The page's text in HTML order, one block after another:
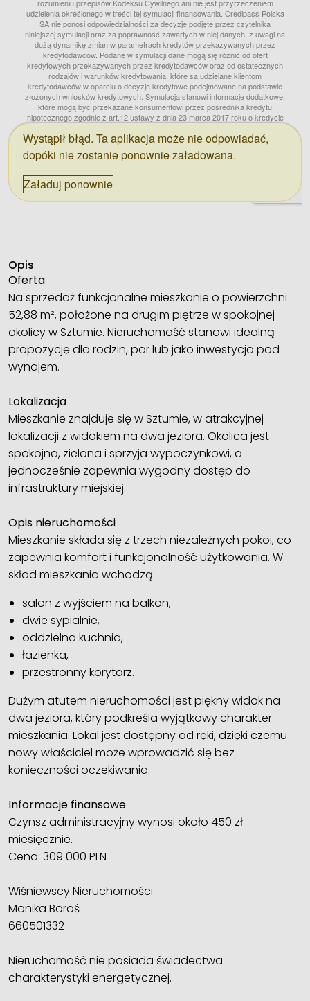
Opis
Oferta
Na sprzedaż funkcjonalne mieszkanie o powierzchni
52,88 m², położone na drugim piętrze w spokojnej
okolicy w Sztumie. Nieruchomość stanowi idealną
propozycję dla rodzin, par lub jako inwestycja pod
wynajem.
Lokalizacja
Mieszkanie znajduje się w Sztumie, w atrakcyjnej
lokalizacji z widokiem na dwa jeziora. Okolica jest
spokojna, zielona i sprzyja wypoczynkowi, a
jednocześnie zapewnia wygodny dostęp do
infrastruktury miejskiej.
Opis nieruchomości
Mieszkanie składa się z trzech niezależnych pokoi, co
zapewnia komfort i funkcjonalność użytkowania. W
skład mieszkania wchodzą:
salon z wyjściem na balkon,
dwie sypialnie,
oddzielna kuchnia,
łazienka,
przestronny korytarz.
Dużym atutem nieruchomości jest piękny widok na
dwa jeziora, który podkreśla wyjątkowy charakter
mieszkania. Lokal jest dostępny od ręki, dzięki czemu
nowy właściciel może wprowadzić się bez
konieczności oczekiwania.
Informacje finansowe
Czynsz administracyjny wynosi około 450 zł
miesięcznie.
Cena: 309 000 PLN
Wiśniewscy Nieruchomości
Monika Boroś
660501332
Nieruchomość nie posiada świadectwa
charakterystyki energetycznej.